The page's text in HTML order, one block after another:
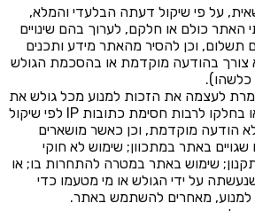
על פי שיקול דעתה הבלעדי והמלא,
האתר כולם או חלקם, לערוך בהם שינויים
תשלום, וכן להסיר מהאתר מידע ותכנים
צורך בהודעה מוקדמת או בהסכמת הגולש
כלשהו).
לעצמה את הזכות למנוע מכל גולש את
השימוש באתר ו/או בחלקו לרבות חסימת כתובות IP לפי שיקול
הודעה מוקדמת, וכן כאשר מושארים
שגויים באתר במתכוון; שימוש לא חוקי
שימוש באתר במטרה להתחרות בו; או
על ידי הגולש או מי מטעמו כדי
למנוע, מאחרים להשתמש באתר.